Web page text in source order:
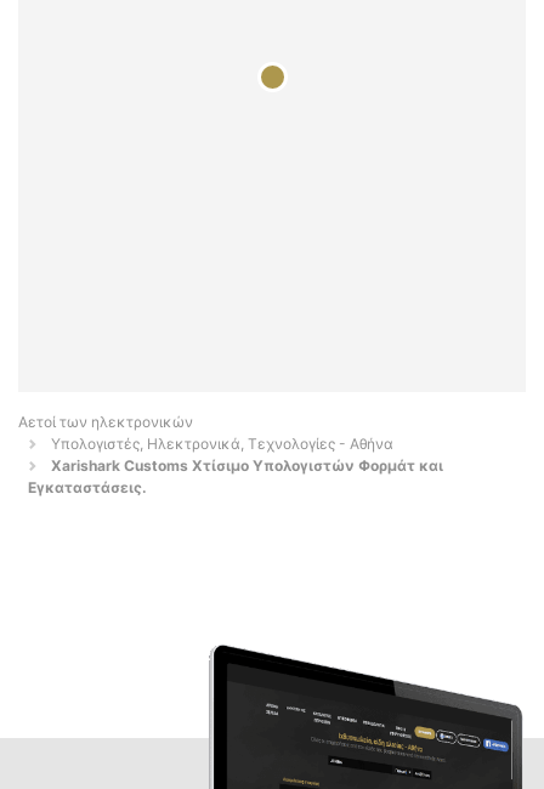
Αετοί των ηλεκτρονικών
Υπολογιστές, Ηλεκτρονικά, Τεχνολογίες - Αθήνα
Xarishark Customs Χτίσιμο Υπολογιστών Φορμάτ και
Εγκαταστάσεις.